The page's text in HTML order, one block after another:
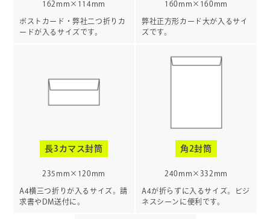
162mm×114mm
ポストカード・弊社二つ折りカ
ードが入るサイズです。
160mm×160mm
弊社正方形カード大が入るサイ
ズです。
長3カマス封筒
235mm×120mm
A4横三つ折りが入るサイズ。請
求書やDM送付に。
角2封筒
240mm×332mm
A4が折らずに入るサイズ。ビジ
ネスシーンに便利です。